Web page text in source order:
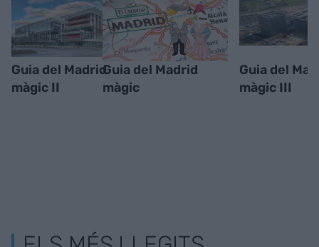
Guia del Madrid
màgic II
Guia del Madrid
màgic
Guia del
màgic III